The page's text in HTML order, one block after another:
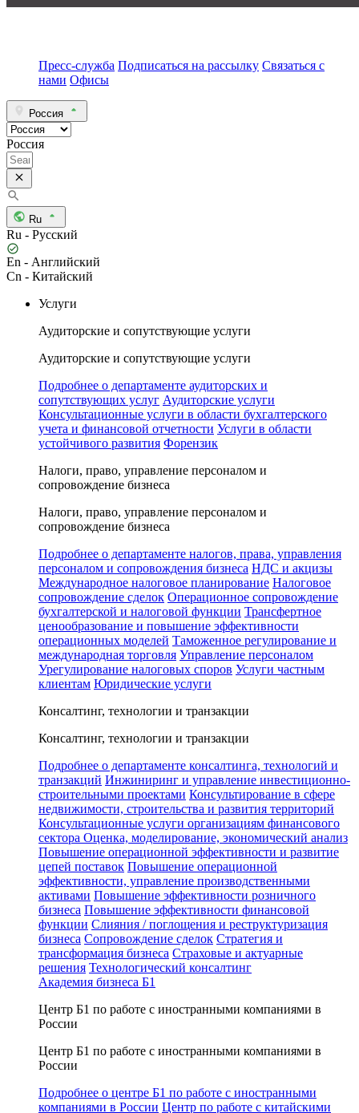
Пресс-служба Подписаться на рассылку Связаться с
нами Офисы
Россия
Россия
Ru
Ru - Русский
En - Английский
Cn - Китайский
Услуги
Аудиторские и сопутствующие услуги
Аудиторские и сопутствующие услуги
Подробнее о департаменте аудиторских и
сопутствующих услуг Аудиторские услуги
Консультационные услуги в области бухгалтерского
учета и финансовой отчетности Услуги в области
устойчивого развития Форензик
Налоги, право, управление персоналом и
сопровождение бизнеса
Налоги, право, управление персоналом и
сопровождение бизнеса
Подробнее о департаменте налогов, права, управления
персоналом и сопровождения бизнеса НДС и акцизы
Международное налоговое планирование Налоговое
сопровождение сделок Операционное сопровождение
бухгалтерской и налоговой функции Трансфертное
ценообразование и повышение эффективности
операционных моделей Таможенное регулирование и
международная торговля Управление персоналом
Урегулирование налоговых споров Услуги частным
клиентам Юридические услуги
Консалтинг, технологии и транзакции
Консалтинг, технологии и транзакции
Подробнее о департаменте консалтинга, технологий и
транзакций Инжиниринг и управление инвестиционно-
строительными проектами Консультирование в сфере
недвижимости, строительства и развития территорий
Консультационные услуги организациям финансового
сектора Оценка, моделирование, экономический анализ
Повышение операционной эффективности и развитие
цепей поставок Повышение операционной
эффективности, управление производственными
активами Повышение эффективности розничного
бизнеса Повышение эффективности финансовой
функции Слияния / поглощения и реструктуризация
бизнеса Сопровождение сделок Стратегия и
трансформация бизнеса Страховые и актуарные
решения Технологический консалтинг
Академия бизнеса Б1
Центр Б1 по работе с иностранными компаниями в
России
Центр Б1 по работе с иностранными компаниями в
России
Подробнее о центре Б1 по работе с иностранными
компаниями в России Центр по работе с китайскими